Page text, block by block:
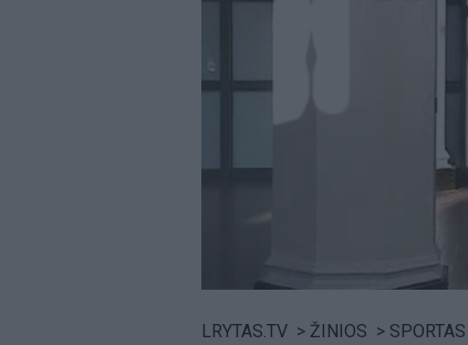
LRYTAS.TV > ŽINIOS > SPORTAS